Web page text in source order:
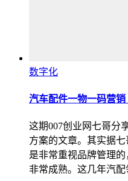
数字化
汽车配件一物一码营销
这期007创业网七哥分
方案的文章。其实据
是非常重视品牌管理
非常成熟。这几年汽